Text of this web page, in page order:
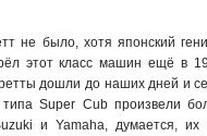
не было, хотя японский
этот класс машин ещё в
дошли до наших дней и
Super Cub произвели
и Yamaha, думается, их